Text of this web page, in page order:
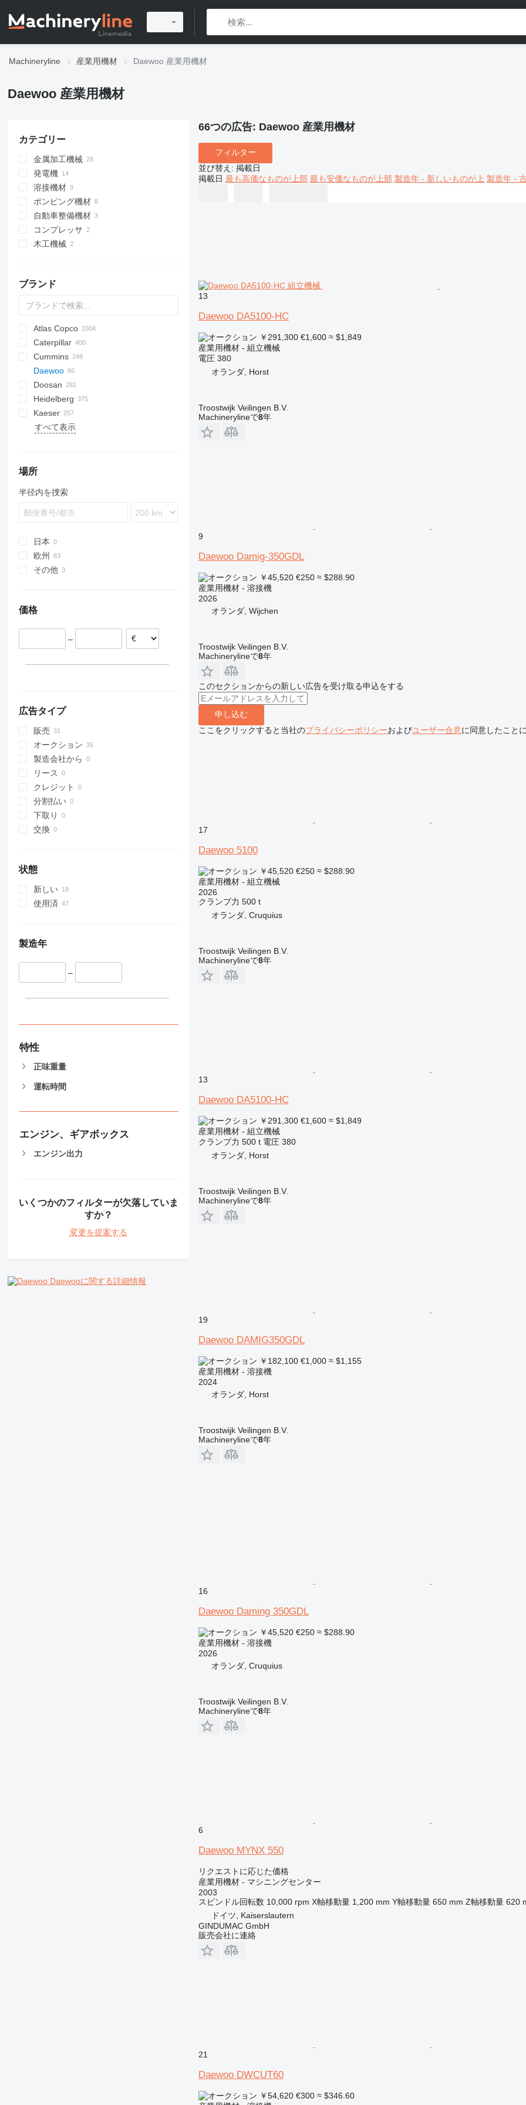
Machineryline 産業用機材 Daewoo 産業用機材
Daewoo 産業用機材
カテゴリー
金属加工機械
金属用旋盤
マシニングセンター
組立機械
発電機
ディーゼル発電機
ガソリン発電機
溶接機材
溶接機
溶接機トレーラ
ポンピング機材
モーターポンプ
自動車整備機材
洗車機材
高圧洗浄機
コンプレッサ
ポータブルコンプレッサー
木工機械
ブランド
PDS
APD
AB
Ensis
Pega
VZ
AG3
Atlas Copco
DrillAir
E-Air
GA
LT
QAS
QAX
QEP
XAS
XATS
XAVS
XRHS
XRVS
ZT
QAS
W series
XAS
PDP
E-series
G-series
KG
B-series
BM
BW
GFS
VT
Rover
Skipper
PA
Airpure
Britecpure
BySprint Fiber
CK
SR
Caterpillar
120
160
315
320
330
365
G-series
GC
M-series
V-series
CPS
DZ
FZ
Berlingo
Jumper
C-series
DLT
DS
H-series
Cummins
C-series
KTA
CMX
CTX
Daewoo
DMC
DMU
FP
KF
SC
DCA
BF
D-series
F2L912
D-series
S-series
SP
W-series
Doosan
B-series
G-series
AK
DW
DZ
DC
LHF
ORIGO
SJ
TF
VF
VSC
TF
ESE
EZG
SureColor
LBM
P-series
700-series
Concept
FDT
Transit
HB
F-Line
EM
MCM
CTF
V20
VB
DPAS
DPS
DVR
LT
PLD
AKF
ZS
RH
SE
SL
FS
EC
SL
ST
HSLX
TS
Citymaster
VB
VF
103 LO
103 SP
107-20
Heidelberg
GTO
GTP
SM
Stahlfolder
Suprasetter
C-series
U-series
HFW
HYW
A-series
FXS
TS
Kal
Profi
EB
EU
AC
AFC
MC
PJ
SPF
ST
StitchLiner
VAC
HKN
VMX
TS
H-series
i-Series
PW
G-series
P-series
1600
550
8010
FC
HF
KR
Kaeser
AS
SM
KKS
KK
Minarc
ZSW
Crambo
KR
D-series
FW
B-series
500
E-series
DTS
LE
K-series
Shark
Junior
MH 400 P
RB
HQR
VTC
Variaxis
Sprinter
LBV
UCP
Big Blue
D-series
Crysta-Apex
Aero
KNC 5 1500
CL
GE
LT
MD
Citoborma
NV
LB
GEH
V-series
OPTImill
S2R
1100 Series
Expert
CH4000
GF
FCA
ES
SM3
AMT
Kangoo
GF2
535
MDVN
SR
Olimpic
J-series
W-series
D-series
Professional
T-10
SSDP
TS
F-series
38K
900
CookieMAK
TW
820
Surfacer
RL
Deco
T-Series
VB
Proace
TNK
X-BOX
X-SOLAR
T 23F
TruLaser
T600
TL
TSC
BFT 90/3
Caddy
840
HK
Compact
G-series
LTN
DF
Hydromat
EBO 68
MZA
W-series
Quickbinder
Versant
LPG
すべて表示
場所
半径内を捜索
日本
欧州
オランダ
スロバキア
その他
価格
–
広告タイプ
販売
オークション
製造会社から
リース
クレジット
分割払い
下取り
交換
状態
新しい
使用済
製造年
–
特性
正味重量
運転時間
エンジン、ギアボックス
エンジン出力
いくつかのフィルターが欠落していま
すか？
変更を提案する
Daewooに関する詳細情報
66つの広告: Daewoo 産業用機材
フィルター
並び替え : 掲載日
掲載日 最も高価なものが上部 最も安価なものが上部 製造年 - 新しいものが上 製造年 -
13
Daewoo DA5100-HC
￥291,300 €1,600 ≈ $1,849
産業用機材 - 組立機械
電圧 380
オランダ, Horst
Troostwijk Veilingen B.V.
Machinerylineで8年
9
Daewoo Damig-350GDL
￥45,520 €250 ≈ $288.90
産業用機材 - 溶接機
2026
オランダ, Wijchen
Troostwijk Veilingen B.V.
Machinerylineで8年
このセクションからの新しい広告を受け取る申込をする
申し込む
ここをクリックすると当社のプライバシーポリシーおよびユーザー合意に同意したこと
17
Daewoo 5100
￥45,520 €250 ≈ $288.90
産業用機材 - 組立機械
2026
クランプ力 500 t
オランダ, Cruquius
Troostwijk Veilingen B.V.
Machinerylineで8年
13
Daewoo DA5100-HC
￥291,300 €1,600 ≈ $1,849
産業用機材 - 組立機械
クランプ力 500 t 電圧 380
オランダ, Horst
Troostwijk Veilingen B.V.
Machinerylineで8年
19
Daewoo DAMIG350GDL
￥182,100 €1,000 ≈ $1,155
産業用機材 - 溶接機
2024
オランダ, Horst
Troostwijk Veilingen B.V.
Machinerylineで8年
16
Daewoo Daming 350GDL
￥45,520 €250 ≈ $288.90
産業用機材 - 溶接機
2026
オランダ, Cruquius
Troostwijk Veilingen B.V.
Machinerylineで8年
6
Daewoo MYNX 550
リクエストに応じた価格
産業用機材 - マシニングセンター
2003
スピンドル回転数 10,000 rpm X軸移動量 1,200 mm Y軸移動量 650 mm Z軸移動量 620
ドイツ, Kaiserslautern
GINDUMAC GmbH
販売会社に連絡
21
Daewoo DWCUT60
￥54,620 €300 ≈ $346.60